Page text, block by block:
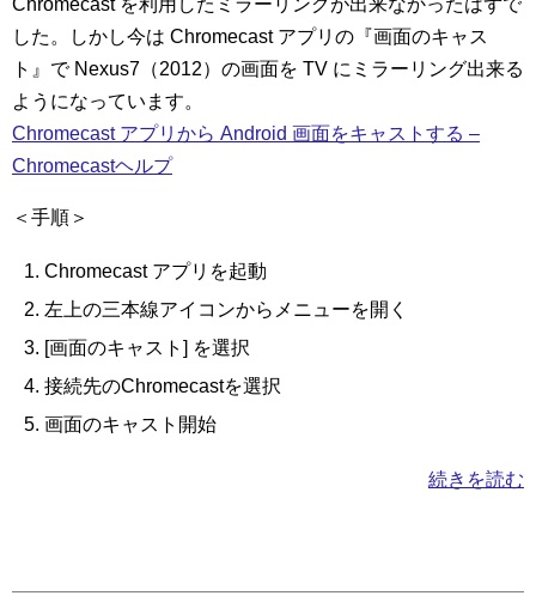
した。しかし今は Chromecast アプリの『画面のキャス
ト』で Nexus7（2012）の画面を TV にミラーリング出来る
ようになっています。
Chromecast アプリから Android 画面をキャストする –
Chromecastヘルプ
＜手順＞
Chromecast アプリを起動
左上の三本線アイコンからメニューを開く
[画面のキャスト] を選択
接続先のChromecastを選択
画面のキャスト開始
続きを読む